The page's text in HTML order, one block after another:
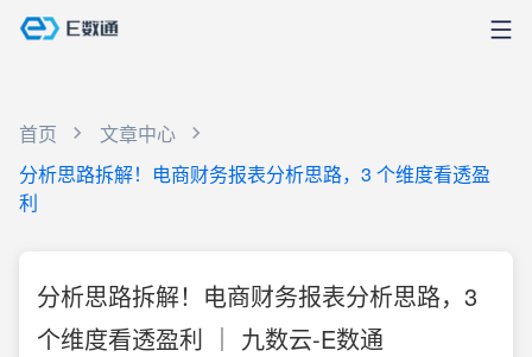
首页
文章中心
分析思路拆解！电商财务报表分析思路，3 个维度看透盈
利
分析思路拆解！电商财务报表分析思路，3
个维度看透盈利 ｜ 九数云-E数通